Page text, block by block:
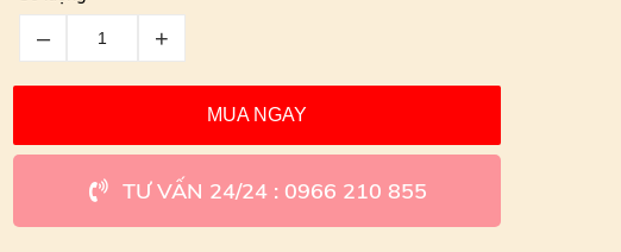
– +
MUA NGAY
TƯ VẤN 24/24 : 0966 210 855